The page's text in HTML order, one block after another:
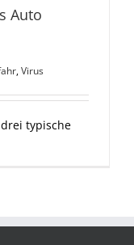
Auto
,Virus
typische